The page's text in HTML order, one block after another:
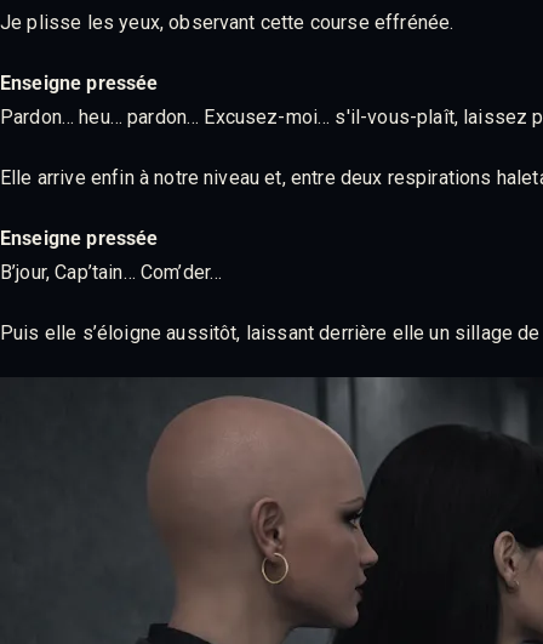
Je plisse les yeux, observant cette course effrénée.
Enseigne pressée
Pardon… heu… pardon… Excusez-moi… s'il-vous-plaît, laissez
Elle arrive enfin à notre niveau et, entre deux respirations
Enseigne pressée
B’jour, Cap’tain… Com’der…
Puis elle s’éloigne aussitôt, laissant derrière elle un sillage